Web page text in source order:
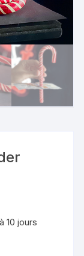
10 jours